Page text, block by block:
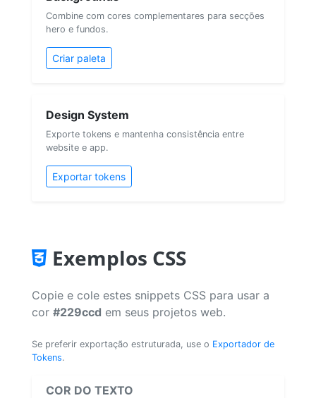
Combine com cores complementares para secções
hero e fundos.
Criar paleta
Design System
Exporte tokens e mantenha consistência entre
website e app.
Exportar tokens
Exemplos CSS
Copie e cole estes snippets CSS para usar a
cor #229ccd em seus projetos web.
Se preferir exportação estruturada, use o Exportador de
Tokens.
COR DO TEXTO